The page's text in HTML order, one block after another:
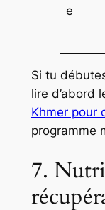
e
Si tu
lire d’abord
Khmer pour
programme
7.